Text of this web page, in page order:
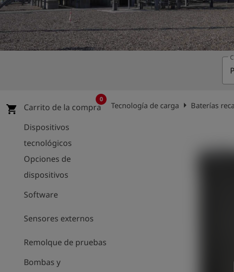
shield Registro
shopping_cart Carrito de la compra
0
Dispositivos
tecnológicos
Opciones de
dispositivos
Software
Sensores externos
Remolque de pruebas
Bombas y
Tecnología de carga arrow_right Baterías